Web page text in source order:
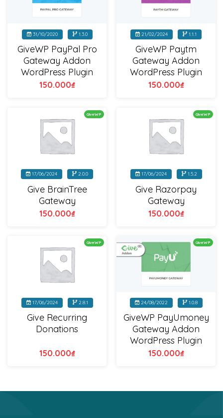
31/10/2020 1.3.0
GiveWP PayPal Pro
Gateway Addon
WordPress Plugin
150.000₫
21/02/2024 1.1.1
GiveWP Paytm
Gateway Addon
WordPress Plugin
150.000₫
GiveWP
17/06/2024 2.0.0
Give BrainTree
Gateway
150.000₫
GiveWP
17/06/2024 1.5.2
Give Razorpay
Gateway
150.000₫
GiveWP
17/06/2024 2.8.1
Give Recurring
Donations
150.000₫
GiveWP
24/08/2022 1.0.8
GiveWP PayUmoney
Gateway Addon
WordPress Plugin
150.000₫